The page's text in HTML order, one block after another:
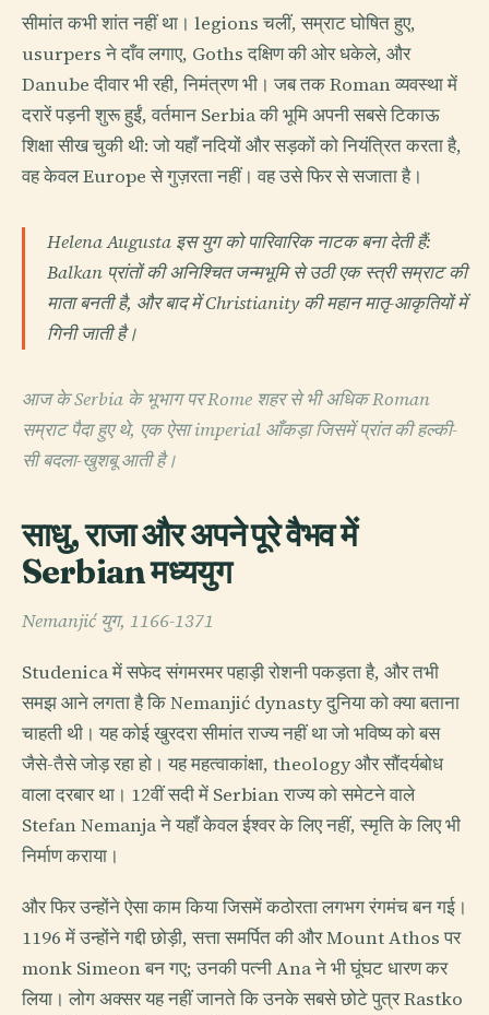
सीमांत कभी शांत नहीं था। legions चलीं, सम्राट घोषित हुए,
usurpers ने दाँव लगाए, Goths दक्षिण की ओर धकेले, और
Danube दीवार भी रही, निमंत्रण भी। जब तक Roman व्यवस्था में
दरारें पड़नी शुरू हुईं, वर्तमान Serbia की भूमि अपनी सबसे टिकाऊ
शिक्षा सीख चुकी थी: जो यहाँ नदियों और सड़कों को नियंत्रित करता है,
वह केवल Europe से गुज़रता नहीं। वह उसे फिर से सजाता है।
Helena Augusta इस युग को पारिवारिक नाटक बना देती हैं:
Balkan प्रांतों की अनिश्चित जन्मभूमि से उठी एक स्त्री सम्राट की
माता बनती है, और बाद में Christianity की महान मातृ-आकृतियों में
गिनी जाती है।
आज के Serbia के भूभाग पर Rome शहर से भी अधिक Roman
सम्राट पैदा हुए थे, एक ऐसा imperial आँकड़ा जिसमें प्रांत की हल्की-
सी बदला-खुशबू आती है।
साधु, राजा और अपने पूरे वैभव में
Serbian मध्ययुग
Nemanjić युग, 1166-1371
Studenica में सफेद संगमरमर पहाड़ी रोशनी पकड़ता है, और तभी
समझ आने लगता है कि Nemanjić dynasty दुनिया को क्या बताना
चाहती थी। यह कोई खुरदरा सीमांत राज्य नहीं था जो भविष्य को बस
जैसे-तैसे जोड़ रहा हो। यह महत्वाकांक्षा, theology और सौंदर्यबोध
वाला दरबार था। 12वीं सदी में Serbian राज्य को समेटने वाले
Stefan Nemanja ने यहाँ केवल ईश्वर के लिए नहीं, स्मृति के लिए भी
निर्माण कराया।
और फिर उन्होंने ऐसा काम किया जिसमें कठोरता लगभग रंगमंच बन गई।
1196 में उन्होंने गद्दी छोड़ी, सत्ता समर्पित की और Mount Athos पर
monk Simeon बन गए; उनकी पत्नी Ana ने भी घूंघट धारण कर
लिया। लोग अक्सर यह नहीं जानते कि उनके सबसे छोटे पुत्र Rastko